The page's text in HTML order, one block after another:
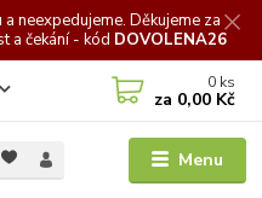
neexpedujeme. Děkujeme za
a čekání - kód DOVOLENA26
Menu
0 ks
za 0,00 Kč